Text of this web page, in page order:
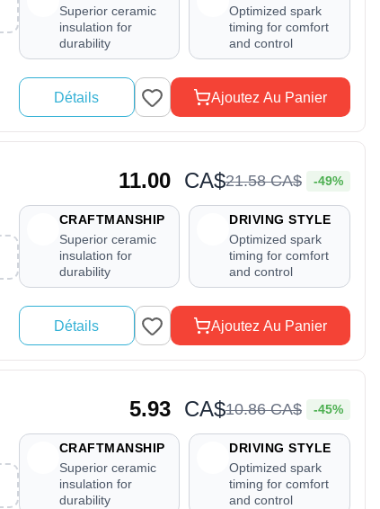
Superior ceramic
insulation for
durability
Optimized spark
timing for comfort
and control
Détails Ajoutez Au Panier
11.00 CA$21.58CA$ -49%
CRAFTMANSHIP
Superior ceramic
insulation for
durability
DRIVING STYLE
Optimized spark
timing for comfort
and control
Détails Ajoutez Au Panier
5.93 CA$10.86CA$ -45%
CRAFTMANSHIP
Superior ceramic
insulation for
durability
DRIVING STYLE
Optimized spark
timing for comfort
and control